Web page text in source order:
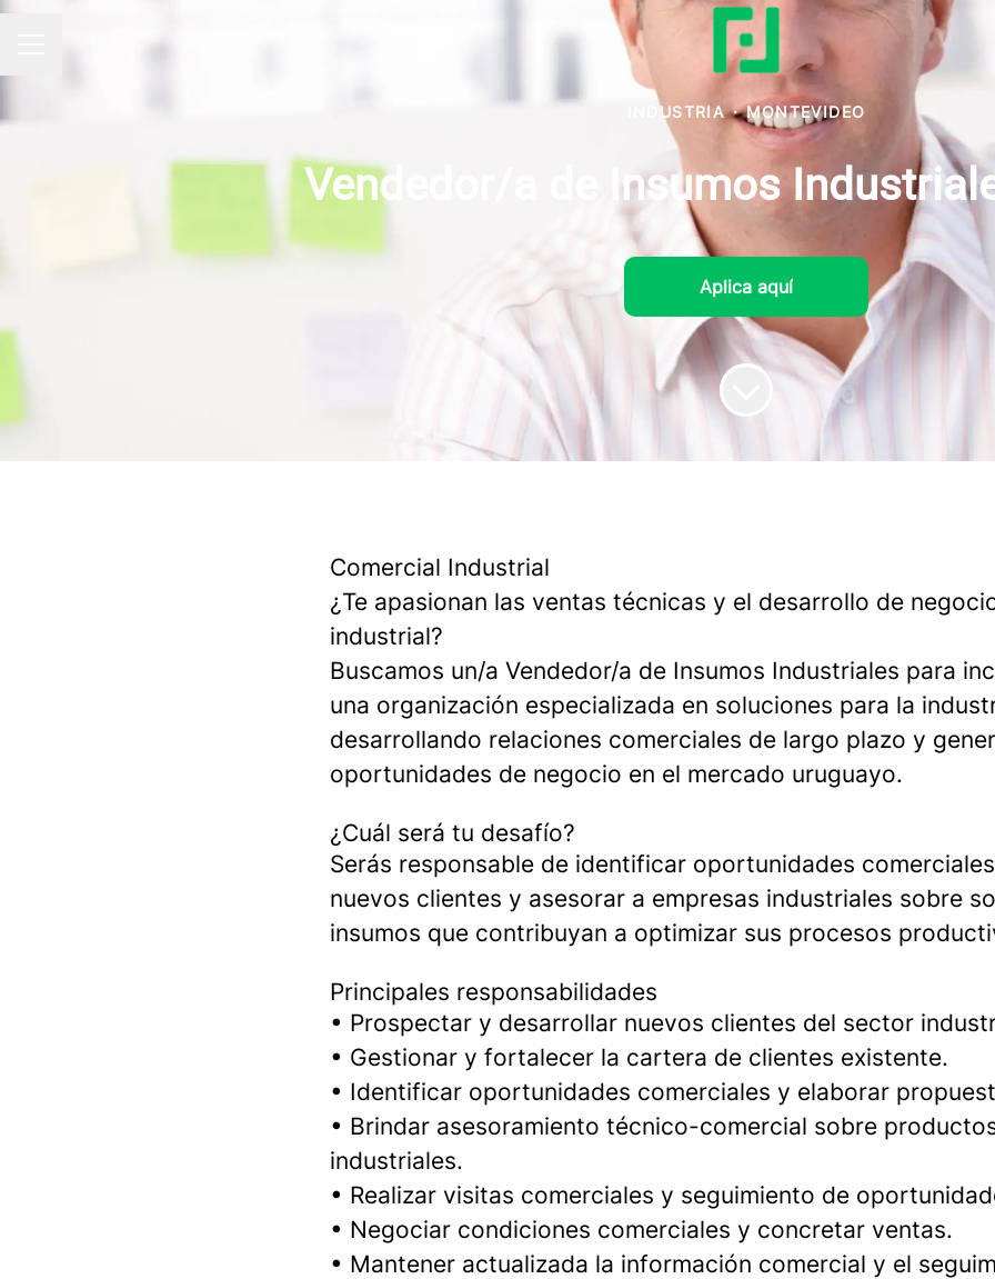
INDUSTRIA · MONTEVIDEO
Vendedor/a de Insumos
Aplica aquí
Comercial Industrial
¿Te apasionan las ventas técnicas y el desarrollo de
industrial?
Buscamos un/a Vendedor/a de Insumos Industriales para
una organización especializada en soluciones para la
desarrollando relaciones comerciales de largo plazo y
oportunidades de negocio en el mercado uruguayo.
¿Cuál será tu desafío?
Serás responsable de identificar oportunidades
nuevos clientes y asesorar a empresas industriales sobre
insumos que contribuyan a optimizar sus procesos
Principales responsabilidades
• Prospectar y desarrollar nuevos clientes del sector
• Gestionar y fortalecer la cartera de clientes existente.
• Identificar oportunidades comerciales y elaborar
• Brindar asesoramiento técnico-comercial sobre
industriales.
• Realizar visitas comerciales y seguimiento de
• Negociar condiciones comerciales y concretar ventas.
• Mantener actualizada la información comercial y el